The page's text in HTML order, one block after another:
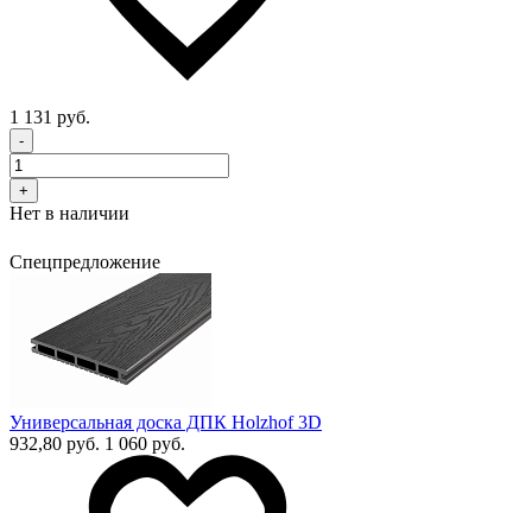
1 131 руб.
-
+
Нет в наличии
Спецпредложение
Универсальная доска ДПК Holzhof 3D
932,80 руб. 1 060 руб.